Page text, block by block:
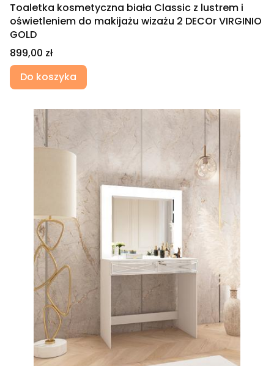
Toaletka kosmetyczna biała Classic z lustrem i
oświetleniem do makijażu wizażu 2 DECOr VIRGINIO
GOLD
Cena
899,00 zł
Do koszyka